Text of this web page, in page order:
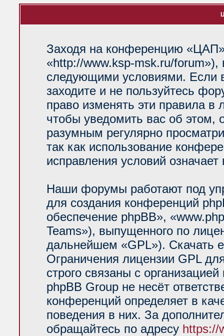
Заходя на конференцию
«http://www.ksp-msk.ru/forum»),
следующими условиями. Если
заходите и не пользуйтесь
право изменять эти правила
чтобы уведомить вас об
разумным регулярно
так как использование
исправления условий
Наши форумы работают под
для создания конференций
обеспечение phpBB»,
Teams»), выпущенного по
дальнейшем «GPL»). Скачать
Ограничения лицензии GPL
строго связаны с
phpBB Group не несёт
конференций определяет в
поведения в них. За
обращайтесь по адресу https://